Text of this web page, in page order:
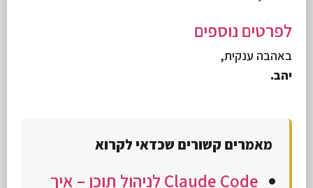
לפרטים נוספים
באהבה ענקית,
יהב.
מאמרים קשורים שכדאי לקרוא
Claude Code לניהול תוכן – איך